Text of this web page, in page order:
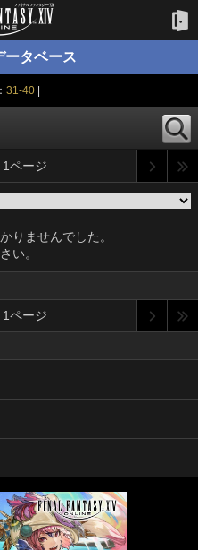
ータベース
31-40|
ページ
りませんでした。
い。
ページ